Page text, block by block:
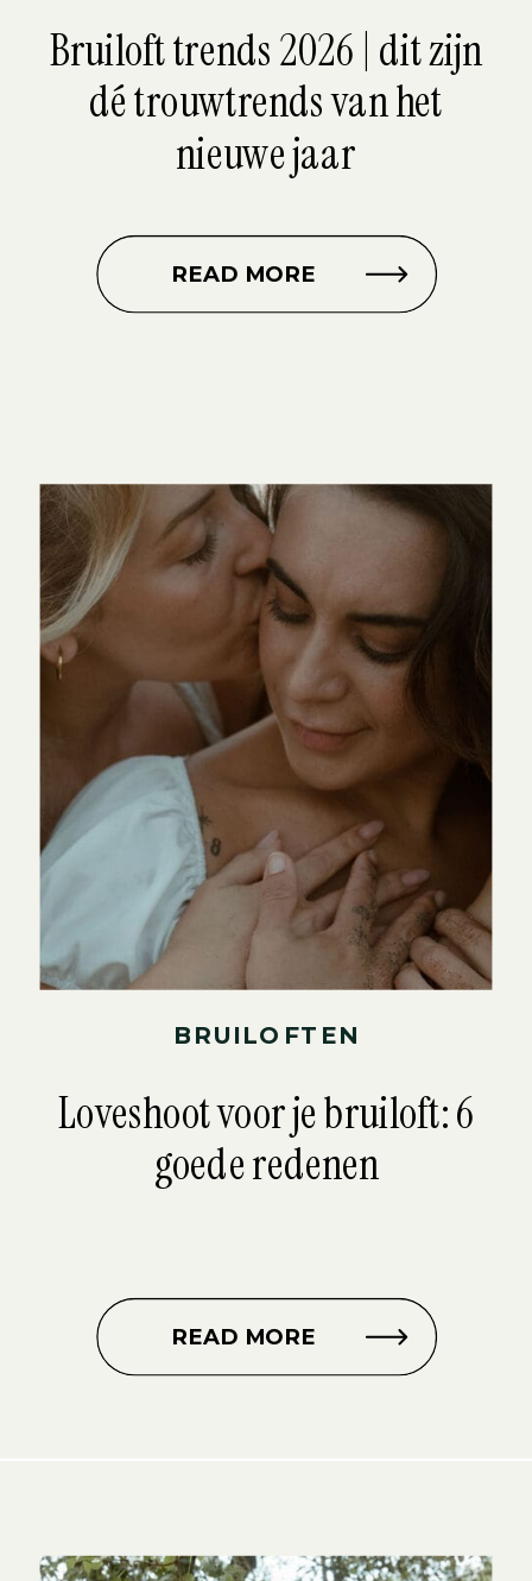
Bruiloft trends 2026 | dit zijn
dé trouwtrends van het
nieuwe jaar
READ MORE
Loveshoot voor je bruiloft: 6
goede redenen
BRUILOFTEN
READ MORE